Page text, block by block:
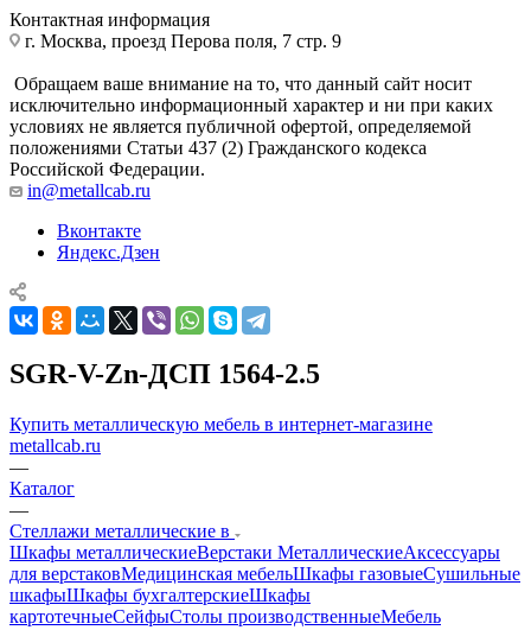
Контактная информация
г. Москва, проезд Перова поля, 7 стр. 9
Обращаем ваше внимание на то, что данный сайт носит
исключительно информационный характер и ни при каких
условиях не является публичной офертой, определяемой
положениями Статьи 437 (2) Гражданского кодекса
Российской Федерации.
in@metallcab.ru
Вконтакте
Яндекс.Дзен
SGR-V-Zn-ДСП 1564-2.5
Купить металлическую мебель в интернет-магазине
metallcab.ru
—
Каталог
—
Стеллажи металлические в
Шкафы металлическиеВерстаки МеталлическиеАксессуары
для верстаковМедицинская мебельШкафы газовыеСушильные
шкафыШкафы бухгалтерскиеШкафы
картотечныеСейфыСтолы производственныеМебель